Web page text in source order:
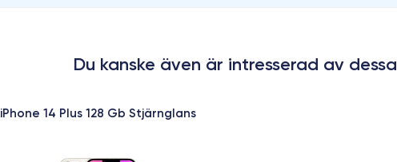
Du kanske även är intresserad av dessa
iPhone 14 Plus 128 Gb Stjärnglans